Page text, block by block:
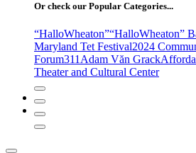
Or check our Popular Categories...
“HalloWheaton”“HalloWheaton”
Maryland Tet Festival2024
Forum311 Adam Văn Grack
Theater and Cultural Center